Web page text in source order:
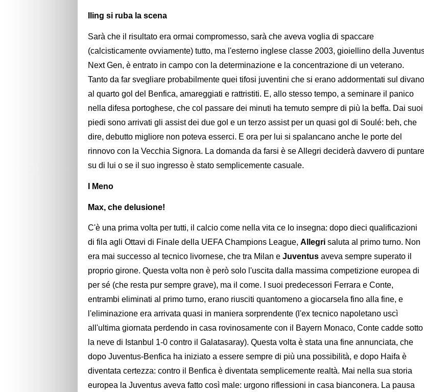
Iling si ruba la scena
Sarà che il risultato era ormai compromesso, sarà che aveva voglia di spaccare
(calcisticamente ovviamente) tutto, ma l'esterno inglese classe 2003, gioiellino della
Next Gen, è entrato in campo con la determinazione e la concentrazione di un veterano.
Tanto da far svegliare probabilmente quei tifosi juventini che si erano addormentati sul divano
al quarto gol del Benfica, amareggiati e rattristiti. E, allo stesso tempo, a seminare il panico
nella difesa portoghese, che col passare dei minuti ha temuto sempre di più la beffa. Dai suoi
piedi sono arrivati gli assist dei due gol e un terzo assist per un quasi gol di Soulé: beh, che
dire, debutto migliore non poteva esserci. E ora per lui si spalancano anche le porte del
rinnovo con la Vecchia Signora. La domanda da farsi è se Allegri deciderà davvero di puntare
su di lui o se il suo ingresso è stato semplicemente casuale.
I Meno
Max, che delusione!
C'è una prima volta per tutti, il calcio come nella vita ce lo insegna: dopo dieci qualificazioni
di fila agli Ottavi di Finale della UEFA Champions League, Allegri saluta al primo turno. Non
era mai successo al tecnico livornese, che tra Milan e Juventus aveva sempre superato il
proprio girone. Questa volta non è però solo l'uscita dalla massima competizione europea di
per sé (che resta pur sempre grave), ma il come. I suoi predecessori Ferrara e Conte,
entrambi eliminati al primo turno, erano riusciti quantomeno a giocarsela fino alla fine, e
l'eliminazione era arrivata quasi in maniera sorprendente (l'ex tecnico napoletano uscì
all'ultima giornata perdendo in casa rovinosamente con il Bayern Monaco, Conte cadde sotto
la neve di Istanbul 1-0 contro il Galatasaray). Questa volta è stata una fine annunciata, che
dopo Juventus-Benfica ha iniziato a essere sempre di più una possibilità, e dopo Haifa è
diventata certezza: contro il Benfica è diventata semplicemente realtà. Mai nella sua storia
europea la Juventus aveva fatto così male: urgono riflessioni in casa bianconera. La pausa